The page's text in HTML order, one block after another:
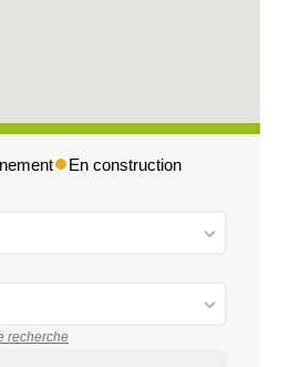
En construction
recherche